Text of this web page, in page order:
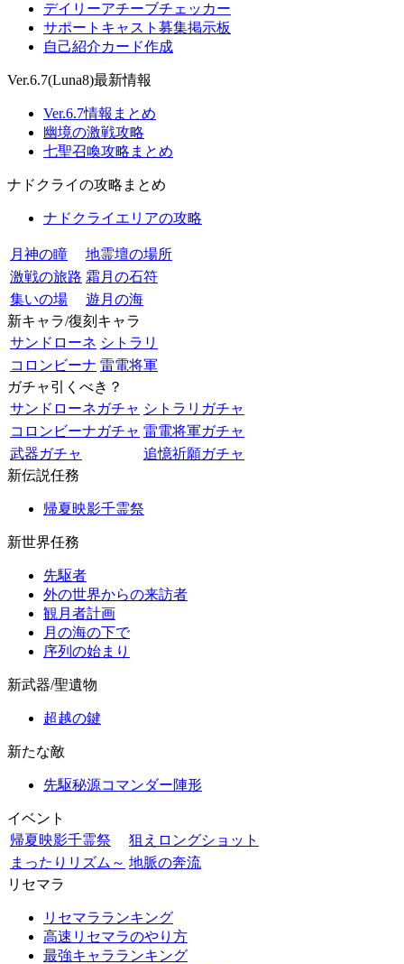
デイリーアチーブチェッカー
サポートキャスト募集掲示板
自己紹介カード作成
Ver.6.7(Luna8)最新情報
Ver.6.7情報まとめ
幽境の激戦攻略
七聖召喚攻略まとめ
ナドクライの攻略まとめ
ナドクライエリアの攻略
月神の瞳
地霊壇の場所
激戦の旅路 霜月の石符
集いの場
遊月の海
新キャラ/復刻キャラ
サンドローネ シトラリ
コロンビーナ 雷電将軍
ガチャ引くべき？
サンドローネガチャ シトラリガチャ
コロンビーナガチャ 雷電将軍ガチャ
武器ガチャ
追憶祈願ガチャ
新伝説任務
帰夏映影千霊祭
新世界任務
先駆者
外の世界からの来訪者
観月者計画
月の海の下で
序列の始まり
新武器/聖遺物
超越の鍵
新たな敵
先駆秘源コマンダー陣形
イベント
帰夏映影千霊祭
狙えロングショット
まったりリズム～ 地脈の奔流
リセマラ
リセマラランキング
高速リセマラのやり方
最強キャラランキング